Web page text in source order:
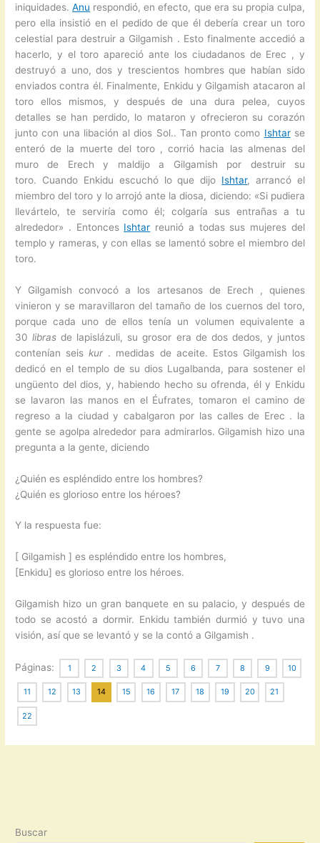
iniquidades.Anu respondió, en efecto, que era su propia culpa,
pero ella insistió en el pedido de que él debería crear un toro
celestial para destruir a Gilgamish . Esto finalmente accedió a
hacerlo, y el toro apareció ante los ciudadanos de Erec , y
destruyó a uno, dos y trescientos hombres que habían sido
enviados contra él. Finalmente, Enkidu y Gilgamish atacaron al
toro ellos mismos, y después de una dura pelea, cuyos
detalles se han perdido, lo mataron y ofrecieron su corazón
junto con una libación al dios Sol.. Tan pronto como Ishtarse
enteró de la muerte del toro , corrió hacia las almenas del
muro de Erech y maldijo a Gilgamish por destruir su
toro. Cuando Enkidu escuchó lo que dijo Ishtar, arrancó el
miembro del toro y lo arrojó ante la diosa, diciendo: «Si pudiera
llevártelo, te serviría como él; colgaría sus entrañas a tu
alrededor» . Entonces Ishtar reunió a todas sus mujeres del
templo y rameras, y con ellas se lamentó sobre el miembro del
toro.
Y Gilgamish convocó a los artesanos de Erech , quienes
vinieron y se maravillaron del tamaño de los cuernos del toro,
porque cada uno de ellos tenía un volumen equivalente a
30libras de lapislázuli, su grosor era de dos dedos, y juntos
contenían seiskur. medidas de aceite. Estos Gilgamish los
dedicó en el templo de su dios Lugalbanda, para sostener el
ungüento del dios, y, habiendo hecho su ofrenda, él y Enkidu
se lavaron las manos en el Éufrates, tomaron el camino de
regreso a la ciudad y cabalgaron por las calles de Erec . la
gente se agolpa alrededor para admirarlos. Gilgamish hizo una
pregunta a la gente, diciendo
¿Quién es espléndido entre los hombres?
¿Quién es glorioso entre los héroes?
Y la respuesta fue:
[ Gilgamish ] es espléndido entre los hombres,
[Enkidu] es glorioso entre los héroes.
Gilgamish hizo un gran banquete en su palacio, y después de
todo se acostó a dormir. Enkidu también durmió y tuvo una
visión, así que se levantó y se la contó a Gilgamish .
Páginas: 1 2 3 4 5 6 7 8 9 10
11 12 13 14 15 16 17 18 19 20 21
22
Buscar